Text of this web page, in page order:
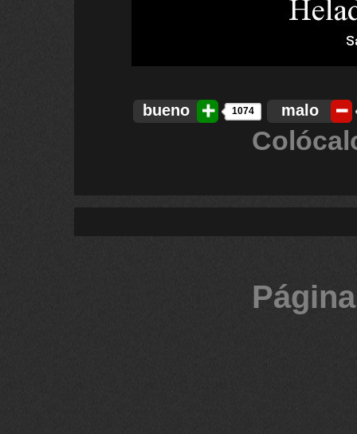
bueno 1074 malo